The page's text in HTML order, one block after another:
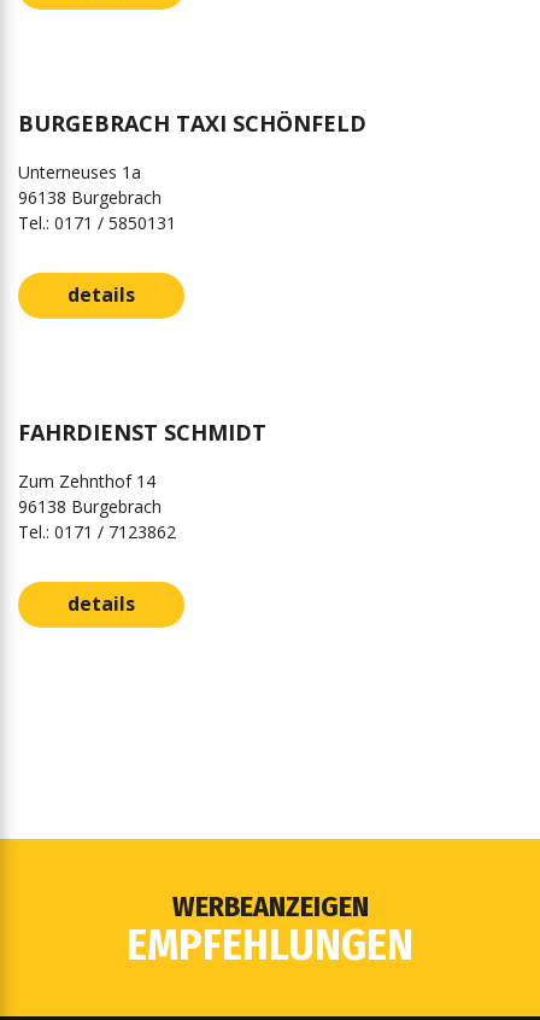
BURGEBRACH TAXI SCHÖNFELD
Unterneuses 1a
96138 Burgebrach
Tel.: 0171 / 5850131
details
FAHRDIENST SCHMIDT
Zum Zehnthof 14
96138 Burgebrach
Tel.: 0171 / 7123862
details
WERBEANZEIGEN
EMPFEHLUNGEN